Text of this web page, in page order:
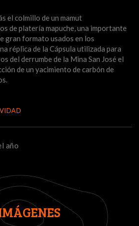
el colmillo de un mamut
de platería mapuche, una importante
gran formato usados en los
réplica de la Cápsula utilizada para
del derrumbe de la Mina San José el
de un yacimiento de carbón de
año